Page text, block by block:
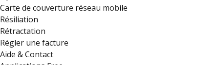
Carte de couverture réseau mobile
Résiliation
Rétractation
Régler une facture
Aide & Contact